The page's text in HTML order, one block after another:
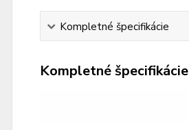
Kompletné špecifikácie
Kompletné špecifikácie